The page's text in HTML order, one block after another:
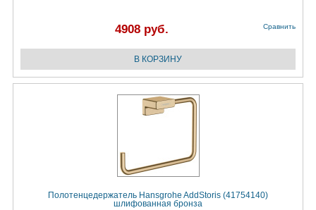
4908 руб. Сравнить
Полотенцедержатель Hansgrohe AddStoris (41754140)
шлифованная бронза